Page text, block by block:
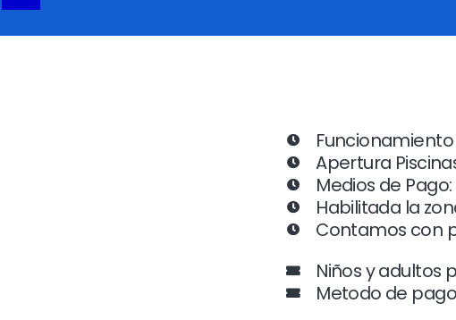
Funcionamiento
Apertura
Medios de
Habilitada la
Contamos con
Niños y adultos
Metodo de